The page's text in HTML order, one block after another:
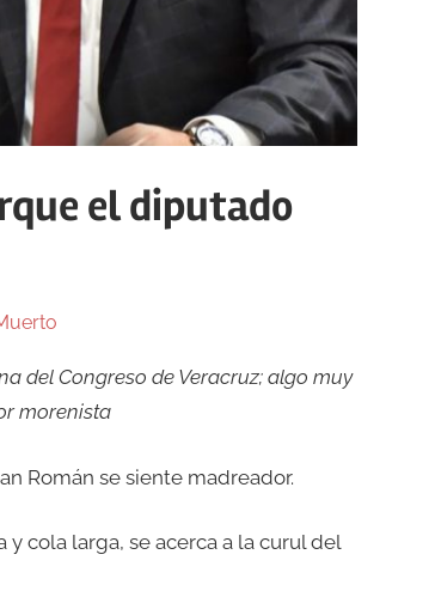
el diputado
del Congreso de Veracruz; algo muy
morenista
Román se siente madreador.
cola larga, se acerca a la curul del